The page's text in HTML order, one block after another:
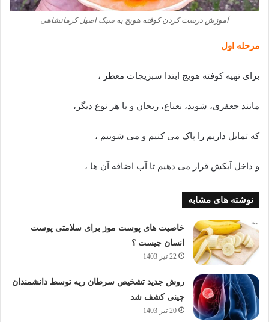
آموزش درست کردن کوفته هویج به سبک اصیل کرمانشاهی
مرحله اول
برای تهیه کوفته هویج ابتدا سبزیجات معطر ،
مانند جعفری، شوید، نعناع، ریحان و یا هر نوع دیگر،
که تمایل داریم را پاک می کنیم و می شوییم ،
و داخل آبکش قرار می دهیم تا آب اضافه آن ها ،
نوشته های مشابه
خاصیت های پوست موز برای سلامتی پوست
انسان چیست ؟
22 تیر 1403
روش جدید تشخیص سرطان ریه توسط دانشمندان
چینی کشف شد
20 تیر 1403